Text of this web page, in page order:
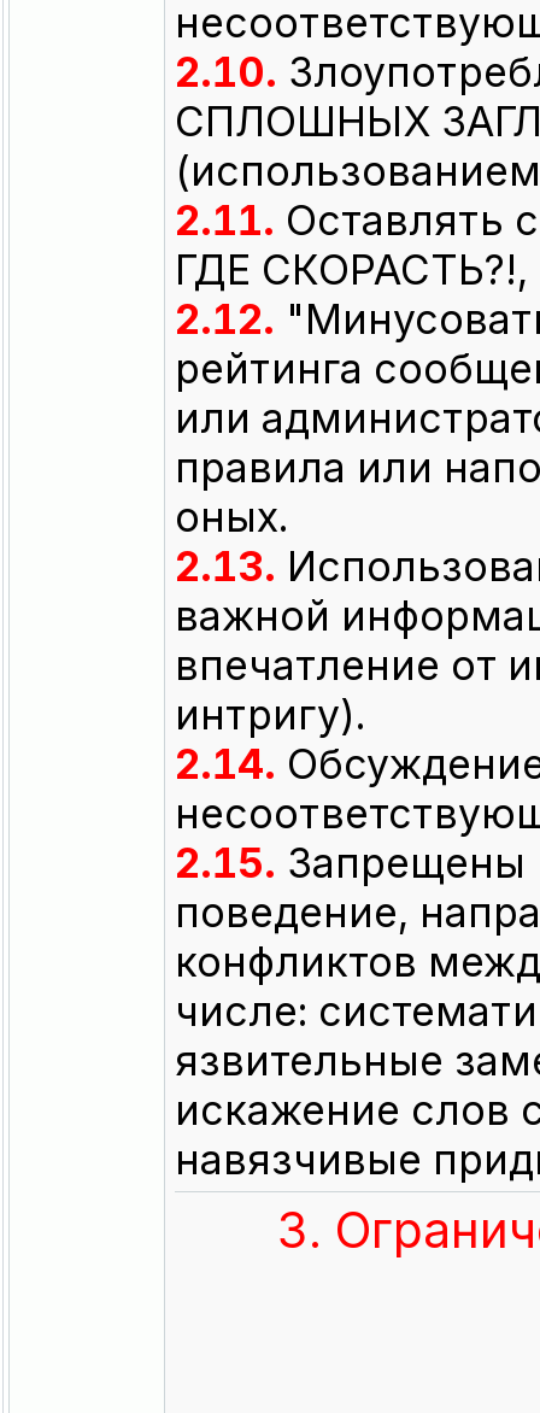
2.10.
СПЛОШНЫХ
2.11. Оставлять
ГДЕ
2.12.
рейтинга
или
правила или
оных.
2.13.
важной
впечатление от
интригу).
2.14.
2.15. Запрещены
поведение,
конфликтов
числе:
язвительные
искажение слов
навязчивые
3.